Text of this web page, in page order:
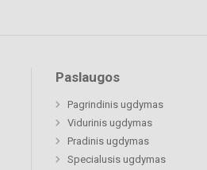
Paslaugos
Pagrindinis ugdymas
Vidurinis ugdymas
Pradinis ugdymas
Specialusis ugdymas